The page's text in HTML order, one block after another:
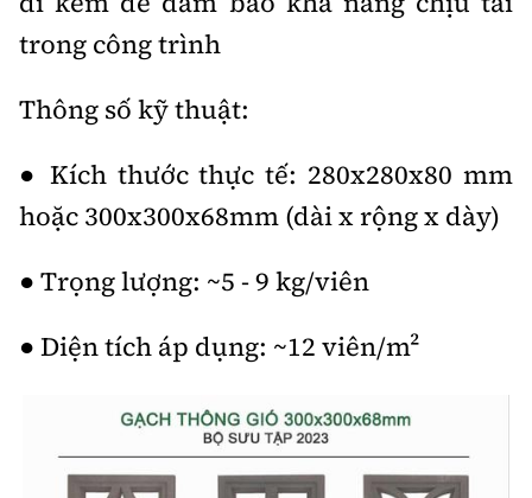
trong công trình
Thông số kỹ thuật:
● Kích thước thực tế: 280x280x80 mm
hoặc 300x300x68mm (dài x rộng x dày)
● Trọng lượng: ~5 - 9 kg/viên
● Diện tích áp dụng: ~12 viên/m²